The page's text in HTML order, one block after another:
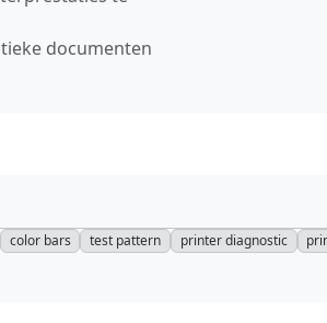
documenten
color bars test pattern printer diagnostic